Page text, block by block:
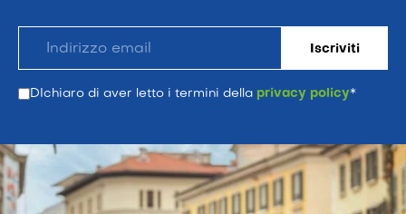
DIchiaro di aver letto i termini della privacy policy*